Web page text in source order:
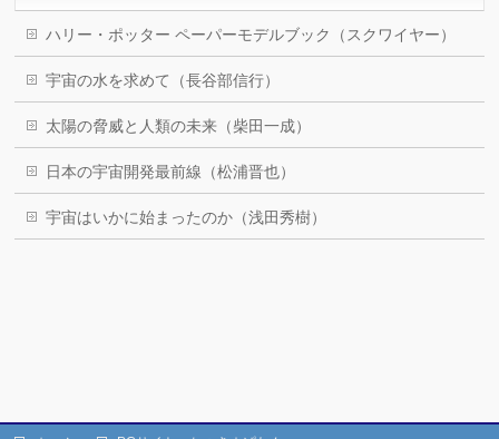
ハリー・ポッター ペーパーモデルブック（スクワイヤー）
宇宙の水を求めて（長谷部信行）
太陽の脅威と人類の未来（柴田一成）
日本の宇宙開発最前線（松浦晋也）
宇宙はいかに始まったのか（浅田秀樹）